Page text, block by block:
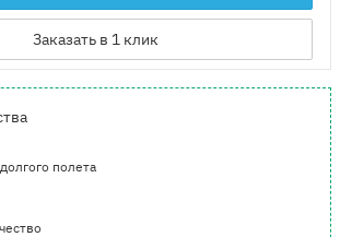
Заказать в 1 клик
полета